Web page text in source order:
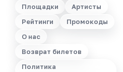
Площадки
Артисты
Рейтинги
Промокоды
О нас
Возврат билетов
Политика